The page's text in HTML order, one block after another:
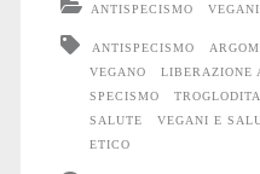
vegan
ANTISPECISMO
ANTISPECISMO
VEGANO
LIBERAZIONE
SPECISMO
SALUTE
VEGANI E
ETICO